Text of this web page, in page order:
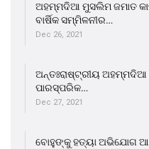
ଅହମ୍ମଦିଆ ମୁସଲିମ ଜମାତ
ବାର୍ଷିକ ସମ୍ମିଳନୀର…
Dec 26, 2021
ଅନ୍ତଃରାଷ୍ଟ୍ରୀୟ ଅହମ୍ମଦିଆ
ପାରସ୍ପରିକ…
Dec 27, 2021
ବୋହୁଙ୍କୁ ହତ୍ୟା ଅଭିଯୋଗ